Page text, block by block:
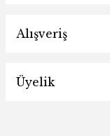
Alışveriş
Üyelik